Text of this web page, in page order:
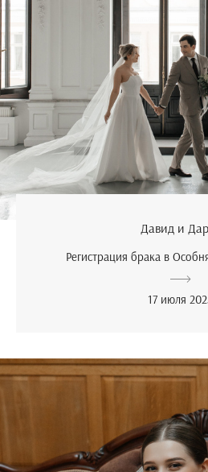
Давид и
Регистрация брака в
17 июля